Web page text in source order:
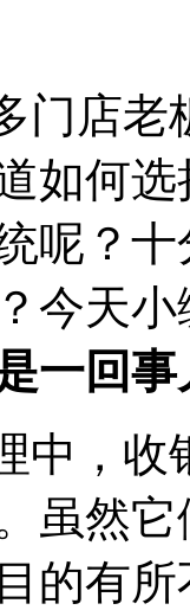
门店
如何
呢？
今天
一回事
中，收
虽然
的有所